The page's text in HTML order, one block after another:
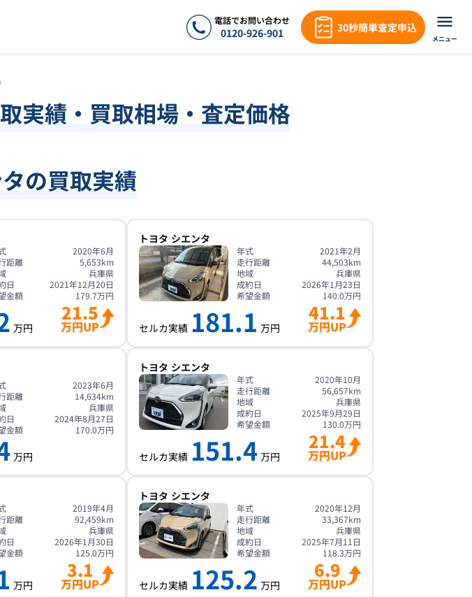
電話でお問い合わせ
0120-926-901 30秒簡単査定申込
メニュー
実績・買取相場・査定価格
の買取実績
2020年6月
距離
5,653km
兵庫県
日
2021年12月20日
金額
179.7万円
万円
21.5
万円UP
トヨタ シエンタ
年式
2021年2月
走行距離
44,503km
地域
兵庫県
成約日
2026年1月23日
希望金額
140.0万円
セルカ実績 181.1 万円
41.1
万円UP
2023年6月
距離
14,634km
兵庫県
日
2024年8月27日
金額
170.0万円
万円
トヨタ シエンタ
年式
2020年10月
走行距離
56,657km
地域
兵庫県
成約日
2025年9月29日
希望金額
130.0万円
セルカ実績 151.4 万円
21.4
万円UP
2019年4月
距離
92,459km
兵庫県
日
2026年1月30日
金額
125.0万円
万円
3.1
万円UP
トヨタ シエンタ
年式
2020年12月
走行距離
33,367km
地域
兵庫県
成約日
2025年7月11日
希望金額
118.3万円
セルカ実績 125.2 万円
6.9
万円UP